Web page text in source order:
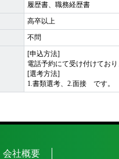
履歴書、職務経歴書
高卒以上
不問
[申込方法]
電話予約にて受け付けてお
[選考方法]
1.書類選考、2.面接 です。
会社概要